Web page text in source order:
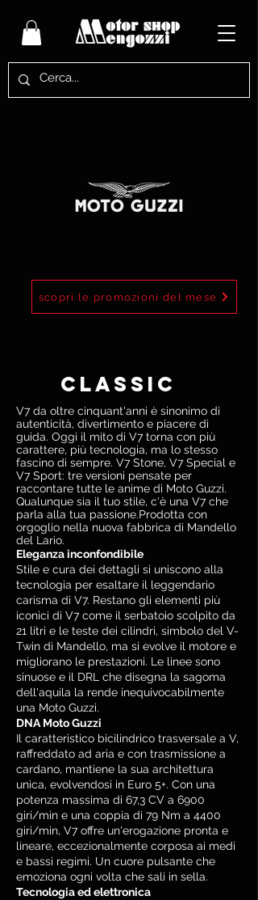
scopri le promozioni del mese
CLASSIC
V7 da oltre cinquant'anni è sinonimo di
autenticità, divertimento e piacere di
guida. Oggi il mito di V7 torna con più
carattere, più tecnologia, ma lo stesso
fascino di sempre. V7 Stone, V7 Special e
V7 Sport: tre versioni pensate per
raccontare tutte le anime di Moto Guzzi.
Qualunque sia il tuo stile, c'è una V7 che
parla alla tua passione.Prodotta con
orgoglio nella nuova fabbrica di Mandello
del Lario.
Eleganza inconfondibile
Stile e cura dei dettagli si uniscono alla
tecnologia per esaltare il leggendario
carisma di V7. Restano gli elementi più
iconici di V7 come il serbatoio scolpito da
21 litri e le teste dei cilindri, simbolo del V-
Twin di Mandello, ma si evolve il motore e
migliorano le prestazioni. Le linee sono
sinuose e il DRL che disegna la sagoma
dell'aquila la rende inequivocabilmente
una Moto Guzzi.
DNA Moto Guzzi
Il caratteristico bicilindrico trasversale a V,
raffreddato ad aria e con trasmissione a
cardano, mantiene la sua architettura
unica, evolvendosi in Euro 5+. Con una
potenza massima di 67,3 CV a 6900
giri/min e una coppia di 79 Nm a 4400
giri/min, V7 offre un'erogazione pronta e
lineare, eccezionalmente corposa ai medi
e bassi regimi. Un cuore pulsante che
emoziona ogni volta che sali in sella.
Tecnologia ed elettronica